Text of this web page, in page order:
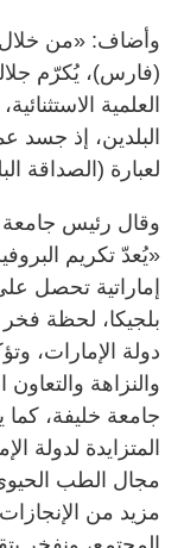
وأضاف: «من خلال
(فارس)، يُكرّم
العلمية
البلدين، إذ جسد
لعبارة (الصداقة
وقال رئيس جامعة
«يُعدّ تكريم
إماراتية تحصل
بلجيكا، لحظة
دولة الإمارات،
والنزاهة
جامعة خليفة، كما
المتزايدة لدولة
مجال الطب
مزيد من